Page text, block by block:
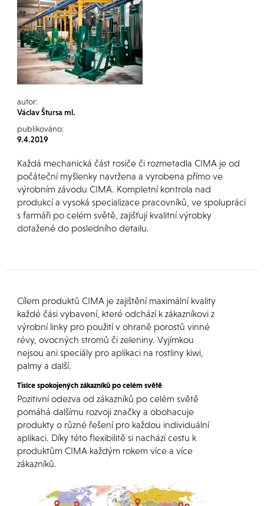
autor:
Václav Štursa ml.
publikováno:
9.4.2019
Každá mechanická část rosiče či rozmetadla CIMA je od
počáteční myšlenky navržena a vyrobena přímo ve
výrobním závodu CIMA. Kompletní kontrola nad
produkcí a vysoká specializace pracovníků, ve spolupráci
s farmáři po celém světě, zajišťují kvalitní výrobky
dotažené do posledního detailu.
Cílem produktů CIMA je zajištění maximální kvality
každé čási vybavení, které odchází k zákazníkovi z
výrobní linky pro použití v ohraně porostů vinné
révy, ovocných stromů či zeleniny. Vyjímkou
nejsou ani speciály pro aplikaci na rostliny kiwi,
palmy a další.
Tisíce spokojených zákazníků po celém světě
Pozitivní odezva od zákazníků po celém světě
pomáhá dalšímu rozvoji značky a obohacuje
produkty o různé řešení pro každou individuální
aplikaci. Díky této flexibilitě si nachází cestu k
produktům CIMA každým rokem více a více
zákazníků.